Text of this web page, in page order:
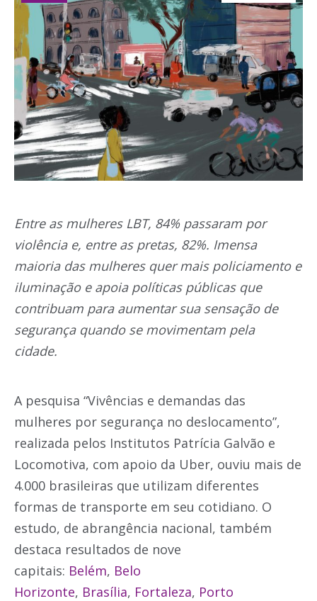
Entre as mulheres LBT, 84% passaram por
violência e, entre as pretas, 82%. Imensa
maioria das mulheres quer mais policiamento e
iluminação e apoia políticas públicas que
contribuam para aumentar sua sensação de
segurança quando se movimentam pela
cidade.
A pesquisa “Vivências e demandas das
mulheres por segurança no deslocamento”,
realizada pelos Institutos Patrícia Galvão e
Locomotiva, com apoio da Uber, ouviu mais de
4.000 brasileiras que utilizam diferentes
formas de transporte em seu cotidiano. O
estudo, de abrangência nacional, também
destaca resultados de nove
capitais: Belém, Belo
Horizonte, Brasília, Fortaleza, Porto